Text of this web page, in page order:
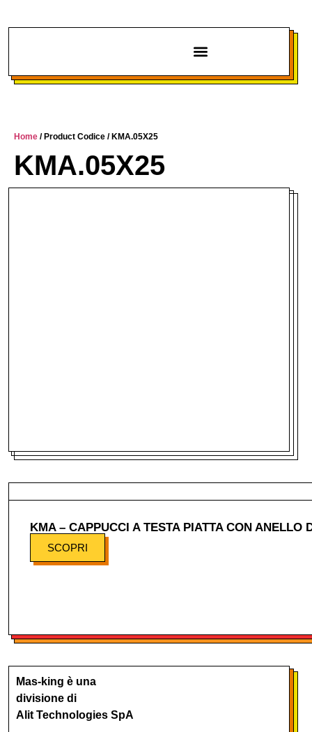
Home / Product Codice / KMA.05X25
KMA.05X25
KMA – CAPPUCCI A TESTA PIATTA CON ANELLO
SCOPRI
Mas-king è una
divisione di
Alit Technologies SpA